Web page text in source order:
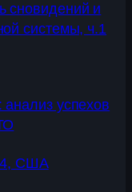
сновидений и
системы, ч.1
анализ успехов
США